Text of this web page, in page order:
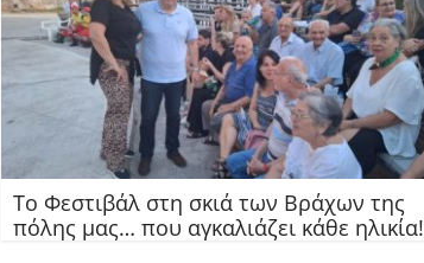
Το Φεστιβάλ στη σκιά των Βράχων της
πόλης μας… που αγκαλιάζει κάθε ηλικία!